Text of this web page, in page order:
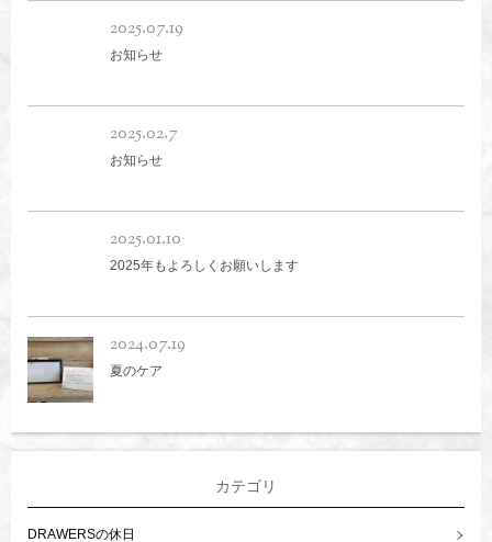
2025.07.19
お知らせ
2025.02.7
お知らせ
2025.01.10
2025年もよろしくお願いします
2024.07.19
夏のケア
カテゴリ
DRAWERSの休日